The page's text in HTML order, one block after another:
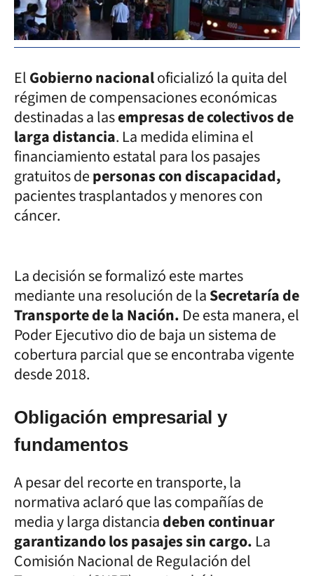
ElGobierno nacionaloficializó la quita del
régimen de compensaciones económicas
destinadas a lasempresas de colectivos de
larga distancia. La medida elimina el
financiamiento estatal para los pasajes
gratuitos depersonas con discapacidad,
pacientes trasplantados y menores con
cáncer.
La decisión se formalizó este martes
mediante una resolución de laSecretaría de
Transporte de la Nación. De esta manera, el
Poder Ejecutivo dio de baja un sistema de
cobertura parcial que se encontraba vigente
desde 2018.
Obligación empresarial y
fundamentos
A pesar del recorte en transporte, la
normativa aclaró que las compañías de
media y larga distanciadeben continuar
garantizando los pasajes sin cargo. La
Comisión Nacional de Regulación del